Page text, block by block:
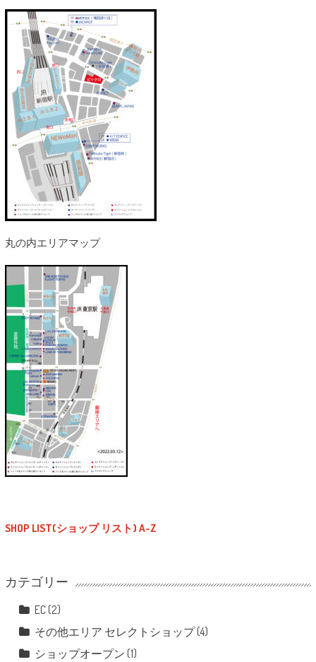
丸の内エリアマップ
SHOP LIST(ショップ リスト) A-Z
カテゴリー
EC(2)
その他エリア セレクトショップ(4)
ショップオープン (1)